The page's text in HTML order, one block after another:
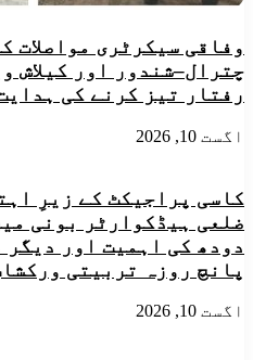
وفاقی سیکرٹری مواصلات
چترال–شندور اور کیلاش
رفتار تیز کرنے کی
اگست 10, 2026
کاسی پراجیکٹ کے زیرِ
ضلعی ہیڈکوارٹر بونی
دودھ کی اہمیت اور دیگر
پانچ روزہ تربیتی
اگست 10, 2026